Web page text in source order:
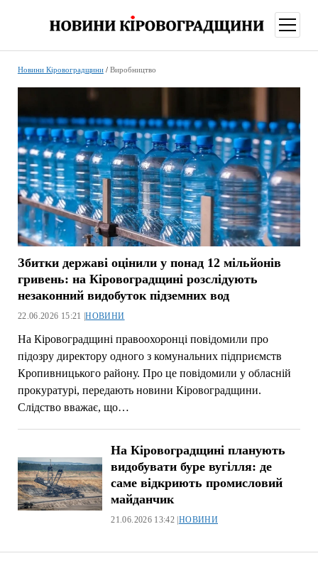
меню
Новини Кіровоградщини/ Виробництво
Збитки державі оцінили у понад 12 мільйонів
гривень: на Кіровоградщині розслідують
незаконний видобуток підземних вод
22.06.2026 15:21 |НОВИНИ
На Кіровоградщині правоохоронці повідомили про
підозру директору одного з комунальних підприємств
Кропивницького району. Про це повідомили у обласній
прокуратурі, передають новини Кіровоградщини.
Слідство вважає, що…
На Кіровоградщині планують
видобувати буре вугілля: де
саме відкриють промисловий
майданчик
21.06.2026 13:42 |НОВИНИ